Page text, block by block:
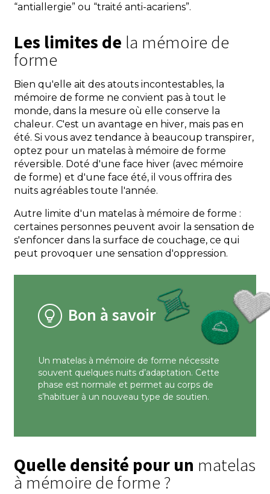
“antiallergie” ou “traité anti-acariens”.
Les limites de la mémoire de
forme
Bien qu'elle ait des atouts incontestables, la
mémoire de forme ne convient pas à tout le
monde, dans la mesure où elle conserve la
chaleur. C'est un avantage en hiver, mais pas en
été. Si vous avez tendance à beaucoup transpirer,
optez pour un matelas à mémoire de forme
réversible. Doté d'une face hiver (avec mémoire
de forme) et d'une face été, il vous offrira des
nuits agréables toute l'année.
Autre limite d'un matelas à mémoire de forme :
certaines personnes peuvent avoir la sensation de
s'enfoncer dans la surface de couchage, ce qui
peut provoquer une sensation d'oppression.
Bon à savoir
Un matelas à mémoire de forme nécessite
souvent quelques nuits d’adaptation. Cette
phase est normale et permet au corps de
s’habituer à un nouveau type de soutien.
Quelle densité pour un matelas
à mémoire de forme ?